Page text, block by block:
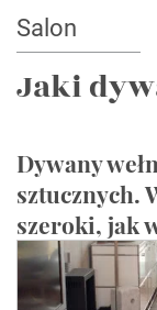
Salon
Jaki
Dywany
sztucznych.
szeroki, jak